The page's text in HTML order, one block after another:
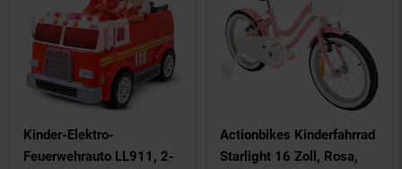
Kinder-Elektro-
Feuerwehrauto LL911, 2-
Actionbikes Kinderfahrrad
Starlight 16 Zoll, Rosa,